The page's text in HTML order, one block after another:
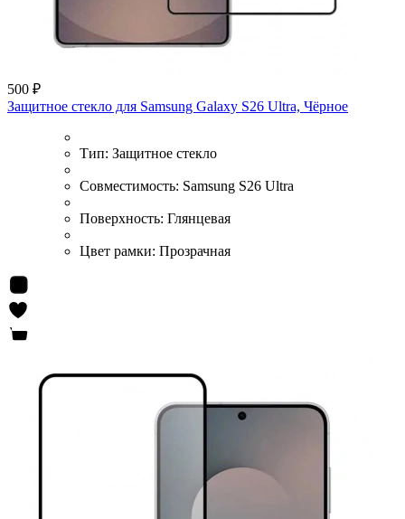
500 ₽
Защитное стекло для Samsung Galaxy S26 Ultra, Чёрное
Тип: Защитное стекло
Совместимость: Samsung S26 Ultra
Поверхность: Глянцевая
Цвет рамки: Прозрачная